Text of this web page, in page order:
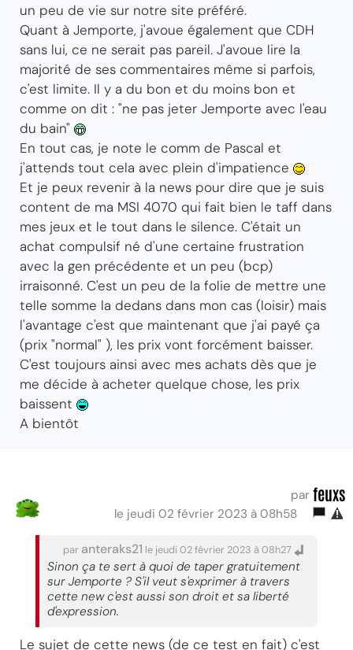
un peu de vie sur notre site préféré.
Quant à Jemporte, j'avoue également que CDH
sans lui, ce ne serait pas pareil. J'avoue lire la
majorité de ses commentaires même si parfois,
c'est limite. Il y a du bon et du moins bon et
comme on dit : "ne pas jeter Jemporte avec l'eau
du bain"
En tout cas, je note le comm de Pascal et
j'attends tout cela avec plein d'impatience
Et je peux revenir à la news pour dire que je suis
content de ma MSI 4070 qui fait bien le taff dans
mes jeux et le tout dans le silence. C'était un
achat compulsif né d'une certaine frustration
avec la gen précédente et un peu (bcp)
irraisonné. C'est un peu de la folie de mettre une
telle somme la dedans dans mon cas (loisir) mais
l'avantage c'est que maintenant que j'ai payé ça
(prix "normal" ), les prix vont forcément baisser.
C'est toujours ainsi avec mes achats dès que je
me décide à acheter quelque chose, les prix
baissent
A bientôt
par feuxs
le jeudi 02 février 2023 à 08h58
par anteraks21 le jeudi 02 février 2023 à 08h27
Sinon ça te sert à quoi de taper gratuitement
sur Jemporte ? S'il veut s'exprimer à travers
cette new c'est aussi son droit et sa liberté
d'expression.
Le sujet de cette news (de ce test en fait) c'est